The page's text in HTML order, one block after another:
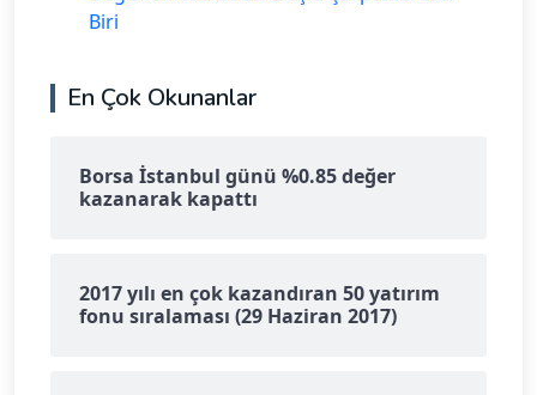
Biri
En Çok Okunanlar
Borsa İstanbul günü %0.85 değer
kazanarak kapattı
2017 yılı en çok kazandıran 50 yatırım
fonu sıralaması (29 Haziran 2017)